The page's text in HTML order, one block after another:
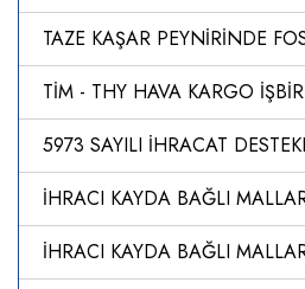
TİM - THY HAVA KARGO